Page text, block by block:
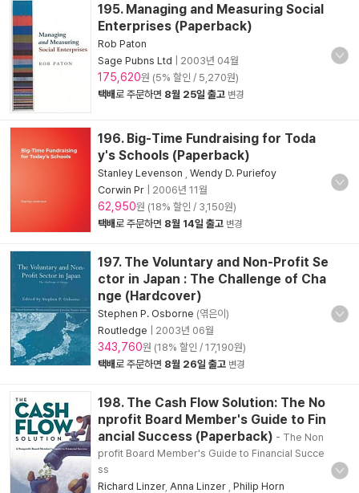
195. Managing and Measuring Social
Enterprises (Paperback)
Rob Paton
Sage Pubns Ltd
2003년 04월
175,620원 (5% 할인 / 5,270원)
택배로 주문하면 8월 25일 출고 변경
196. Big-Time Fundraising for Toda
y's Schools (Paperback)
Stanley Levenson
Wendy D. Puriefoy
Corwin Pr
2006년 11월
62,950원 (18% 할인 / 3,150원)
택배로 주문하면 8월 14일 출고 변경
197. The Voluntary and Non-Profit Se
ctor in Japan : The Challenge of Cha
nge (Hardcover)
Stephen P. Osborne (엮은이)
Routledge
2003년 06월
343,760원 (18% 할인 / 17,190원)
택배로 주문하면 8월 26일 출고 변경
198. The Cash Flow Solution: The No
nprofit Board Member's Guide to Fin
ancial Success (Paperback) - The Non
profit Board Member's Guide to Financial Succe
ss
Richard Linzer, Anna Linzer Philip Horn